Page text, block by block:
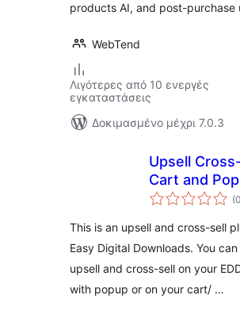
products AI, and post-purchase
WebTend
Λιγότερες από 10 ενεργές
εγκαταστάσεις
Δοκιμασμένο μέχρι 7.0.3
Upsell
Cart and
EDD
(0
This is an upsell and cross-sell
Easy Digital Downloads. You
upsell and cross-sell on your
with popup or on your cart/ …